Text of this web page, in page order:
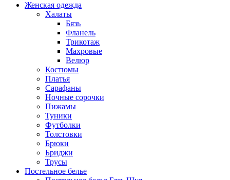
Женская одежда
Халаты
Бязь
Фланель
Трикотаж
Махровые
Велюр
Костюмы
Платья
Сарафаны
Ночные сорочки
Пижамы
Туники
Футболки
Толстовки
Брюки
Бриджи
Трусы
Постельное белье